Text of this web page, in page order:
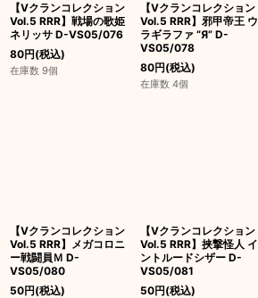
【Vクランコレクション
Vol.5 RRR】戦場の歌姫
ネリッサ D-VS05/076
80円(税込)
在庫数 9個
【Vクランコレクション
Vol.5 RRR】邪甲帝王 ウ
ラギラファ “Я” D-
VS05/078
80円(税込)
在庫数 4個
【Vクランコレクション
Vol.5 RRR】メガコロニ
ー戦闘員Ｍ D-
VS05/080
50円(税込)
【Vクランコレクション
Vol.5 RRR】挟撃怪人 イ
ントルードシザー D-
VS05/081
50円(税込)